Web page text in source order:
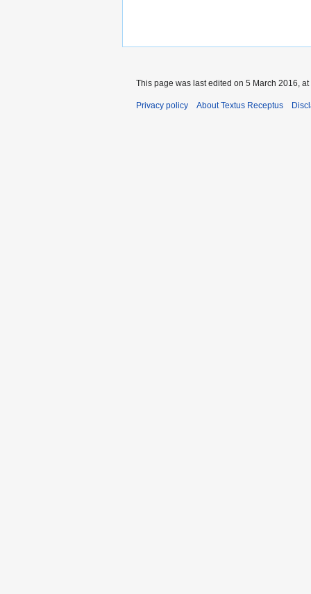
This page was last edited on 5 March 2016, at
Privacy policy About Textus Receptus